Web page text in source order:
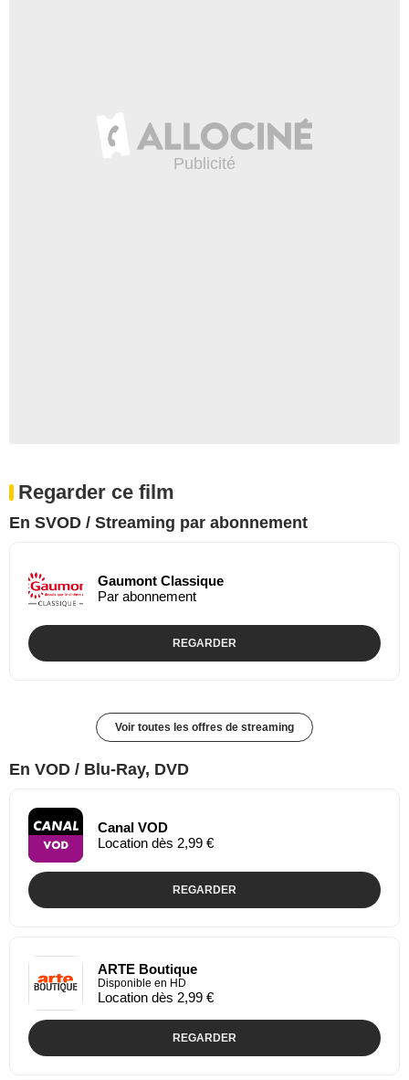
Regarder ce film
En SVOD / Streaming par abonnement
Gaumont Classique
Par abonnement
REGARDER
Voir toutes les offres de streaming
En VOD / Blu-Ray, DVD
Canal VOD
Location dès 2,99 €
REGARDER
ARTE Boutique
Disponible en HD
Location dès 2,99 €
REGARDER